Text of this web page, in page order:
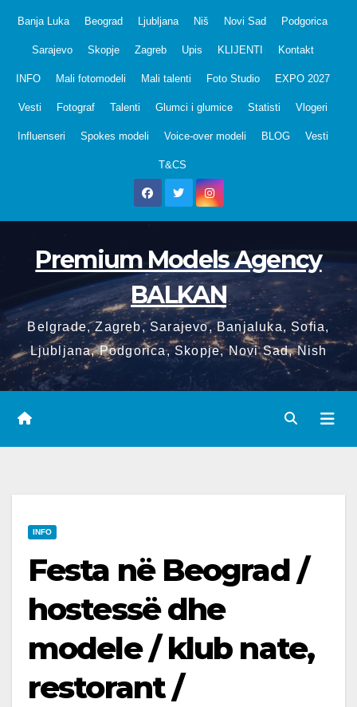
Banja Luka Beograd Ljubljana Niš Novi Sad Podgorica
Sarajevo Skopje Zagreb Upis KLIJENTI Kontakt
INFO Mali fotomodeli Mali talenti Foto Studio EXPO 2027
Vesti Fotograf Talenti Glumci i glumice Statisti Vlogeri
Influenseri Spokes modeli Voice-over modeli BLOG Vesti
T&CS
Premium Models Agency
BALKAN
Belgrade, Zagreb, Sarajevo, Banjaluka, Sofia,
Ljubljana, Podgorica, Skopje, Novi Sad, Nish
INFO
Festa në Beograd /
hostessë dhe
modele / klub nate,
restorant /